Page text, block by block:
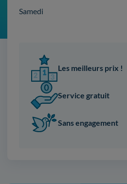
Samedi
Les meilleurs prix !
Service gratuit
Sans engagement